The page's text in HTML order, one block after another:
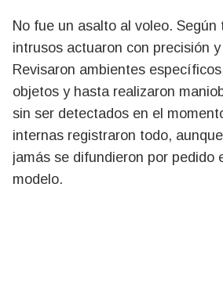
No fue un asalto al voleo. Según
intrusos actuaron con precisión
Revisaron ambientes
objetos y hasta realizaron
sin ser detectados en el
internas registraron todo,
jamás se difundieron por pedido
modelo.